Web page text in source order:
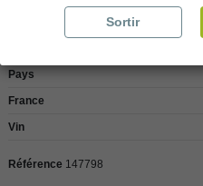
Détails du produit
Pays
France
Vin
Référence 147798
Sortir